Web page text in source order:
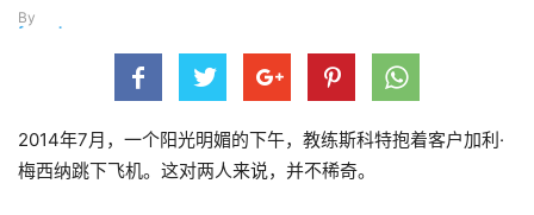
By
fangzhou
2014年7月，一个阳光明媚的下午，教练斯科特抱着客户加利·
梅西纳跳下飞机。这对两人来说，并不稀奇。